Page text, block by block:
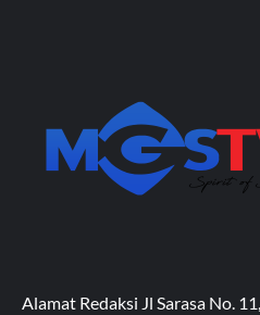
Alamat Redaksi Jl Sarasa No.